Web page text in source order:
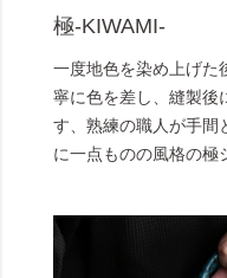
極-KIWAMI-
一度地色を染め上げた
寧に色を差し、縫製後
す、熟練の職人が手間
に一点ものの風格の極